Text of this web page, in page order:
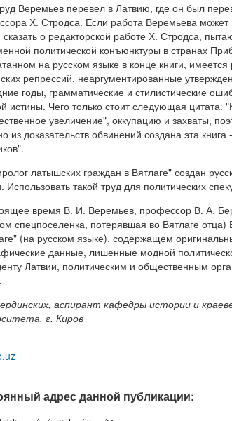
Веремьев перевел в Латвию, где он был
Х. Стродса. Если работа Веремьева может
сказать о редакторской работе Х. Стродса,
политической конъюнктуры в странах
на русском языке в конце книги,
репрессий, неаргументированные
годы, грамматические и стилистические
истины. Чего только стоит следующая
увеличение", оккупацию и захваты,
из доказательств обвинений создана эта
латышских граждан в Вятлаге" создан
Использовать такой труд для политических
время В. И. Веремьев, профессор В. А.
спецпоселенка, потерявшая во Вятлаге
(на русском языке), содержащем
данные, лишенные модной
Латвии, политическим и общественным
аспирант кафедры истории и
г. Киров
адрес данной публикации: